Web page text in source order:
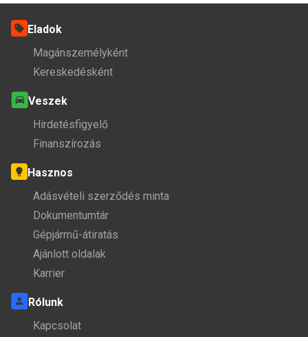
Eladok
Magánszemélyként
Kereskedésként
Veszek
Hirdetésfigyelő
Finanszírozás
Hasznos
Adásvételi szerződés minta
Dokumentumtár
Gépjármű-átiratás
Ajánlott oldalak
Karrier
Rólunk
Kapcsolat